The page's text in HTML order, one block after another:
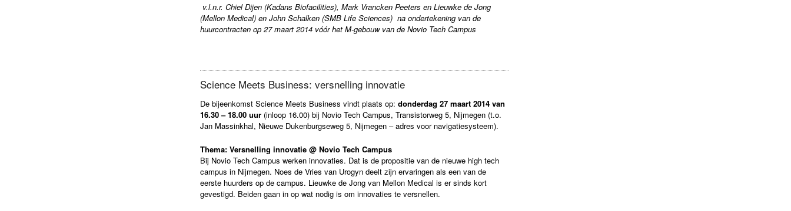
v.l.n.r. Chiel Dijen (Kadans Biofacilities), Mark Vrancken Peeters en Lieuwke de Jong
(Mellon Medical) en John Schalken (SMB Life Sciences) na ondertekening van de
huurcontracten op 27 maart 2014 vóór het M-gebouw van de Novio Tech Campus
Science Meets Business: versnelling innovatie
De bijeenkomst Science Meets Business vindt plaats op: donderdag 27 maart 2014 van
16.30 – 18.00 uur (inloop 16.00) bij Novio Tech Campus, Transistorweg 5, Nijmegen (t.o.
Jan Massinkhal, Nieuwe Dukenburgseweg 5, Nijmegen – adres voor navigatiesysteem).
Thema: Versnelling innovatie @ Novio Tech Campus
Bij Novio Tech Campus werken innovaties. Dat is de propositie van de nieuwe high tech
campus in Nijmegen. Noes de Vries van Urogyn deelt zijn ervaringen als een van de
eerste huurders op de campus. Lieuwke de Jong van Mellon Medical is er sinds kort
gevestigd. Beiden gaan in op wat nodig is om innovaties te versnellen.